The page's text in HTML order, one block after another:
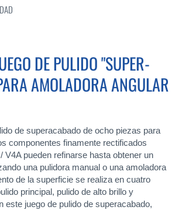
DE PULIDO "SUPER-
AMOLADORA ANGULAR
de superacabado de ocho piezas para
componentes finamente rectificados
V4A pueden refinarse hasta obtener un
una pulidora manual o una amoladora
de la superficie se realiza en cuatro
principal, pulido de alto brillo y
este juego de pulido de superacabado,